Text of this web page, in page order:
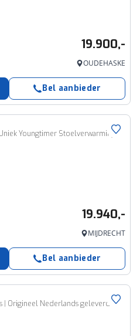
19.900,-
OUDEHASKE
Bel aanbieder
Youngtimer Stoelverwarming
19.940,-
MIJDRECHT
Bel aanbieder
| Origineel Nederlands geleverd |